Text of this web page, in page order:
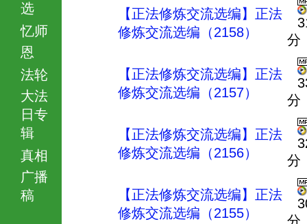
选
忆师
恩
法轮
大法
日专
辑
真相
广播
稿
【正法修炼交流选编】正法
修炼交流选编（2158）
分
【正法修炼交流选编】正法
修炼交流选编（2157）
分
【正法修炼交流选编】正法
修炼交流选编（2156）
分
【正法修炼交流选编】正法
修炼交流选编（2155）
分